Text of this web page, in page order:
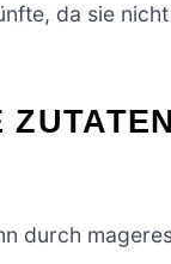
da sie
durch